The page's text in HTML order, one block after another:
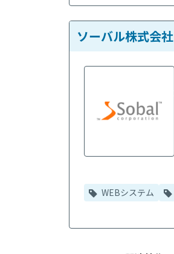
ソーバル株式会社
WEBシステム